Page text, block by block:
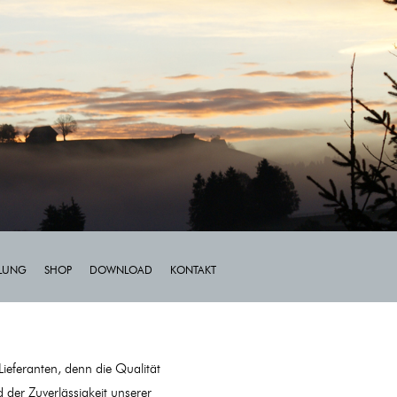
SHOP DOWNLOAD KONTAKT
denn die Qualität
Zuverlässigkeit unserer